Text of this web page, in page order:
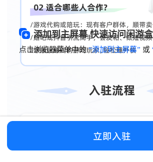
立即入驻
添加到主屏幕 快速访问闲游盒
点击浏览器菜单中的“添加到主屏幕” 或